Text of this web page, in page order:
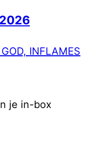
INFLAMES
je in-box